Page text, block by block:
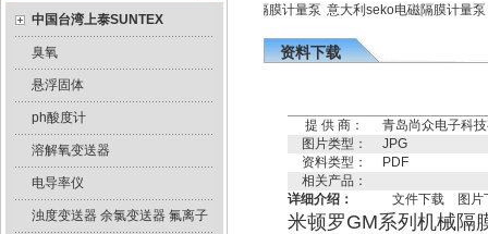
中国台湾上泰SUNTEX
臭氧
悬浮固体
ph酸度计
溶解氧变送器
电导率仪
浊度变送器 余氯变送器 氟离子
业在线ph/orp计变送器 美国米顿罗机械隔膜计量泵 意大利seko电磁隔膜计量泵
资料下载
提 供 商：
青岛尚众电子科
图片类型：
JPG
资料类型：
PDF
相关产品：
详细介绍：
文件下载 图片
米顿罗GM系列机械隔